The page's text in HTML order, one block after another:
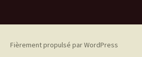
Fièrement propulsé par WordPress